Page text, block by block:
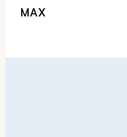
MAX